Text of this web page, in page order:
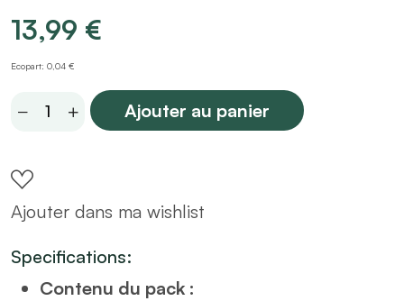
13,99 €
Ecopart: 0,04 €
Coussin
quantity
Ajouter au panier
Ajouter dans ma wishlist
Specifications:
Contenu du pack :